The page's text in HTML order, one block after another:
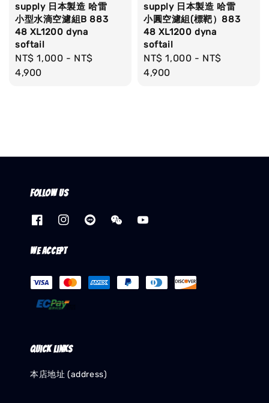
supply 日本製造 哈雷
小型水滴空濾組B 883
48 XL1200 dyna
softail
Regular
price
NT$ 1,000 - NT$
4,900
supply 日本製造 哈雷
小圓空濾組(標靶）883
48 XL1200 dyna
softail
Regular
price
NT$ 1,000 - NT$
4,900
Follow us
We accept
Quick links
本店地址 (address)